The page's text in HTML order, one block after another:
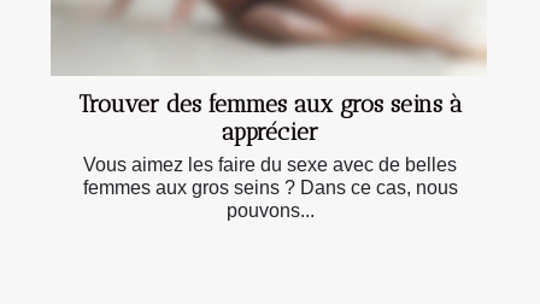
Trouver des femmes aux gros seins à
apprécier
Vous aimez les faire du sexe avec de belles
femmes aux gros seins ? Dans ce cas, nous
pouvons...